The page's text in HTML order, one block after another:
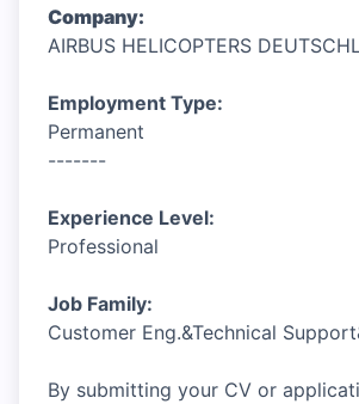
Company:
AIRBUS HELICOPTERS
Employment Type:
Permanent
-------
Experience Level:
Professional
Job Family:
Customer Eng.&Technical
By submitting your CV or